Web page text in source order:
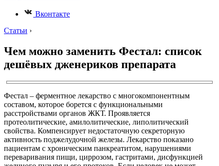
Вконтакте
Статьи ›
Чем можно заменить Фестал: список
дешёвых дженериков препарата
Фестал – ферментное лекарство с многокомпонентным
составом, которое борется с функциональными
расстройствами органов ЖКТ. Проявляется
протеолитические, амилолитические, липолитический
свойства. Компенсирует недостаточную секреторную
активность поджелудочной железы. Лекарство показано
пациентам с хроническим панкреатитом, нарушениями
переваривания пищи, циррозом, гастритами, дисфункцией